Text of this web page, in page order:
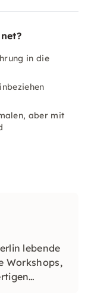
in die
aber mit
lebende
Workshops,